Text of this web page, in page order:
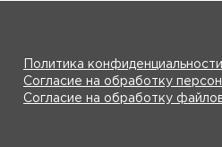
Политика конфиденциальности
Согласие на обработку
Согласие на обработку